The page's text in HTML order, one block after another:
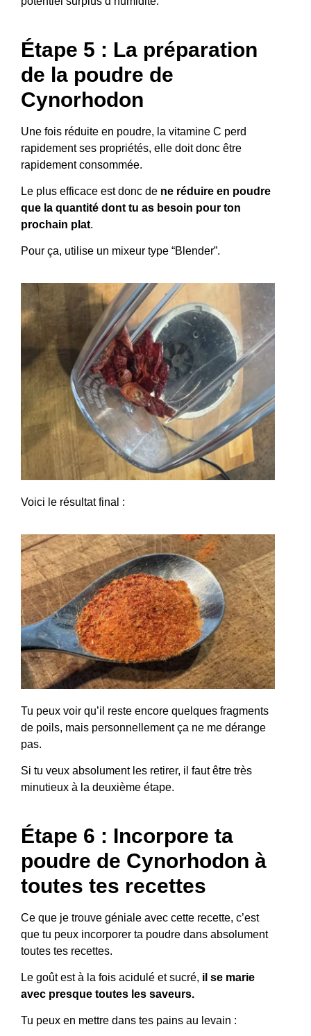
Étape 5 : La préparation
de la poudre de
Cynorhodon
Une fois réduite en poudre, la vitamine C perd
rapidement ses propriétés, elle doit donc être
rapidement consommée.
Le plus efficace est donc de ne réduire en poudre
que la quantité dont tu as besoin pour ton
prochain plat.
Pour ça, utilise un mixeur type “Blender”.
Voici le résultat final :
Tu peux voir qu’il reste encore quelques fragments
de poils, mais personnellement ça ne me dérange
pas.
Si tu veux absolument les retirer, il faut être très
minutieux à la deuxième étape.
Étape 6 : Incorpore ta
poudre de Cynorhodon à
toutes tes recettes
Ce que je trouve géniale avec cette recette, c’est
que tu peux incorporer ta poudre dans absolument
toutes tes recettes.
Le goût est à la fois acidulé et sucré, il se marie
avec presque toutes les saveurs.
Tu peux en mettre dans tes pains au levain :